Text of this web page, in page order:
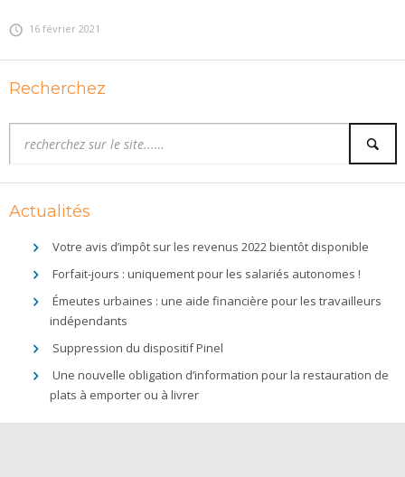
16 février 2021
Recherchez
Actualités
Votre avis d’impôt sur les revenus 2022 bientôt disponible
Forfait-jours : uniquement pour les salariés autonomes !
Émeutes urbaines : une aide financière pour les travailleurs
indépendants
Suppression du dispositif Pinel
Une nouvelle obligation d’information pour la restauration de
plats à emporter ou à livrer